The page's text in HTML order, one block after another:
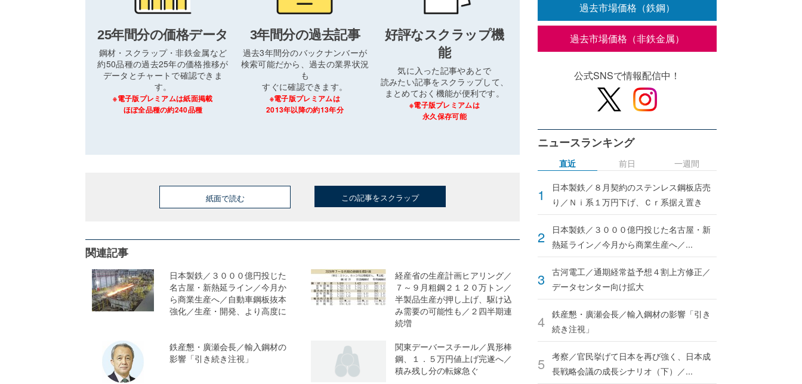
25年間分の価格データ
鋼材・スクラップ・非鉄金属など
約50品種の過去25年の価格推移が
データとチャートで確認できま
す。
※電子版プレミアムは紙面掲載
ほぼ全品種の約240品種
3年間分の過去記事
過去3年間分のバックナンバーが
検索可能だから、過去の業界状況
も
すぐに確認できます。
※電子版プレミアムは
2013年以降の約13年分
好評なスクラップ機
能
気に入った記事やあとで
読みたい記事をスクラップして、
まとめておく機能が便利です。
※電子版プレミアムは
永久保存可能
紙面で読む この記事をスクラップ
関連記事
日本製鉄／３０００億円投じた
名古屋・新熱延ライン／今月か
ら商業生産へ／自動車鋼板抜本
強化／生産・開発、より高度に
経産省の生産計画ヒアリング／
７～９月粗鋼２１２０万トン／
半製品生産が押し上げ、駆け込
み需要の可能性も／２四半期連
続増
鉄産懇・廣瀬会長／輸入鋼材の
影響「引き続き注視」
関東デーバースチール／異形棒
鋼、１．５万円値上げ完遂へ／
積み残し分の転嫁急ぐ
過去市場価格（鉄鋼）
過去市場価格（非鉄金属）
公式SNSで情報配信中！
ニュースランキング
直近
日本製鉄／８月契約のステンレス鋼板店売
り／Ｎｉ系１万円下げ、Ｃｒ系据え置き
日本製鉄／３０００億円投じた名古屋・新
熱延ライン／今月から商業生産へ／...
古河電工／通期経常益予想４割上方修正／
データセンター向け拡大
鉄産懇・廣瀬会長／輸入鋼材の影響「引き
続き注視」
考察／官民挙げて日本を再び強く、日本成
長戦略会議の成長シナリオ（下）／...
前日 一週間